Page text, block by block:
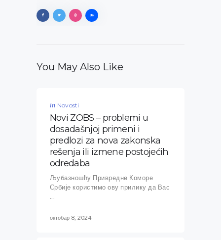
You May Also Like
in Novosti
Novi ZOBS – problemi u
dosadašnjoj primeni i
predlozi za nova zakonska
rešenja ili izmene postojećih
odredaba
Љубазношћу Привредне Коморе
Србије користимо ову прилику да Вас
...
октобар 8, 2024